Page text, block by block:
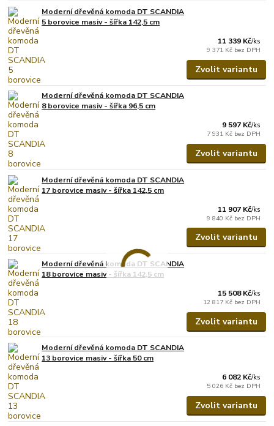
Moderní dřevěná komoda DT SCANDIA
5 borovice masiv - šířka 142,5 cm
11 339 Kč/ks
9 371 Kč bez DPH
Zvolit variantu
Moderní dřevěná komoda DT SCANDIA
8 borovice masiv - šířka 96,5 cm
9 597 Kč/ks
7 931 Kč bez DPH
Zvolit variantu
Moderní dřevěná komoda DT SCANDIA
17 borovice masiv - šířka 142,5 cm
11 907 Kč/ks
9 840 Kč bez DPH
Zvolit variantu
Moderní dřevěná komoda DT SCANDIA
18 borovice masiv - šířka 142,5 cm
15 508 Kč/ks
12 817 Kč bez DPH
Zvolit variantu
Moderní dřevěná komoda DT SCANDIA
13 borovice masiv - šířka 50 cm
6 082 Kč/ks
5 026 Kč bez DPH
Zvolit variantu